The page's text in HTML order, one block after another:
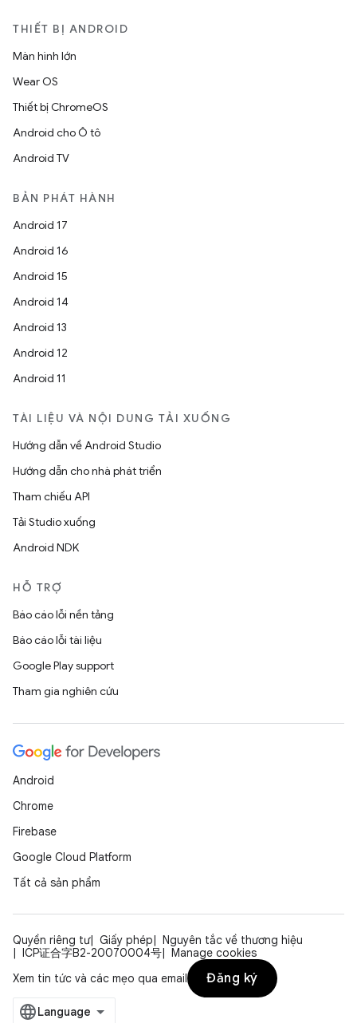
THIẾT BỊ ANDROID
Màn hình lớn
Wear OS
Thiết bị ChromeOS
Android cho Ô tô
Android TV
BẢN PHÁT HÀNH
Android 17
Android 16
Android 15
Android 14
Android 13
Android 12
Android 11
TÀI LIỆU VÀ NỘI DUNG TẢI XUỐNG
Hướng dẫn về Android Studio
Hướng dẫn cho nhà phát triển
Tham chiếu API
Tải Studio xuống
Android NDK
HỖ TRỢ
Báo cáo lỗi nền tảng
Báo cáo lỗi tài liệu
Google Play support
Tham gia nghiên cứu
Android
Chrome
Firebase
Google Cloud Platform
Tất cả sản phẩm
Quyền riêng tư Giấy phép
Nguyên tắc về thương hiệu
ICP证合字B2-20070004号
Manage cookies
Xem tin tức và các mẹo qua email
Đăng ký